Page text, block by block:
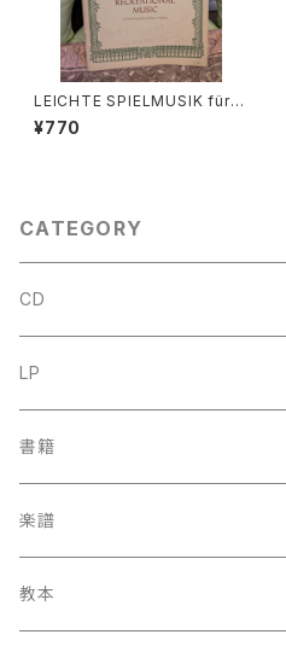
LEICHTE SPIELMUSIK für V
iola da gamba Basso conti
nuo【著者：Schenk, Marais】
¥770
CATEGORY
CD
古楽
中古CD
鍋島元子関連CD
古楽以外
中古CD
LP
古楽
中古LP
鍋島元子関連LP
古楽以外
中古LP
書籍
古楽関係
中古本
古楽以外
楽譜
古楽関係
教本